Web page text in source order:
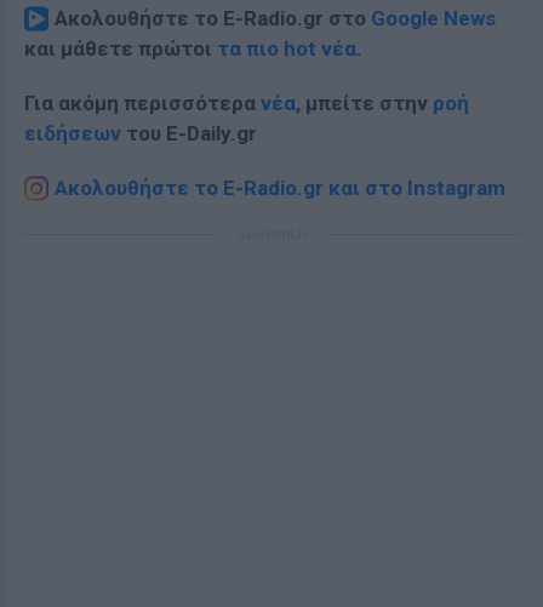
Ακολουθήστε το E-Radio.gr στο Google News
και μάθετε πρώτοι τα πιο hot νέα.
Για ακόμη περισσότερα νέα, μπείτε στην ροή
ειδήσεων του E-Daily.gr
Ακολουθήστε το E-Radio.gr και στο Instagram